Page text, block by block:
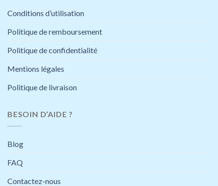
options
être
sur
page
produit
Conditions d’utilisation
Politique de remboursement
Politique de confidentialité
Mentions légales
Politique de livraison
BESOIN D’AIDE ?
Blog
FAQ
Contactez-nous